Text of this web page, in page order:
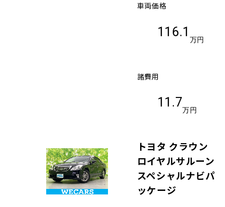
車両価格
116.1
万円
諸費用
11.7
万円
トヨタ クラウン
ロイヤルサルーン
スペシャルナビパ
ッケージ